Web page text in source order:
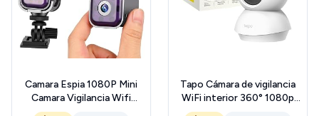
Camara Espia 1080P Mini
Camara Vigilancia Wifi
Interior 2025 Nuevos
Tapo Cámara de vigilancia
WiFi interior 360° 1080p
C200C, visión nocturna,